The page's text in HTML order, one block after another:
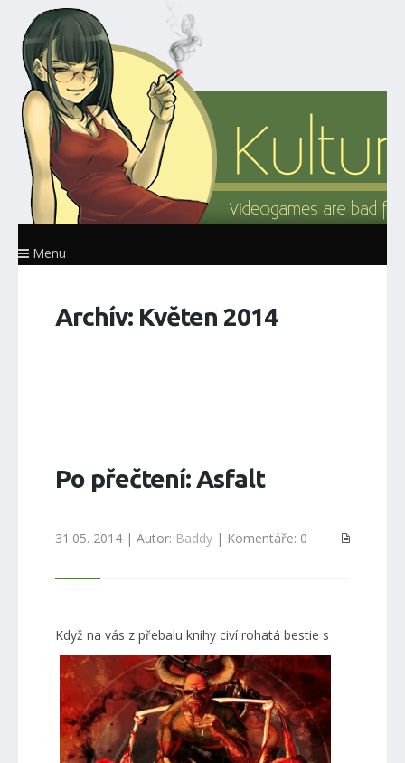
Menu
Archív: Květen 2014
Po přečtení: Asfalt
31.05. 2014 | Autor: Baddy| Komentáře: 0
Když na vás z přebalu knihy civí rohatá bestie s